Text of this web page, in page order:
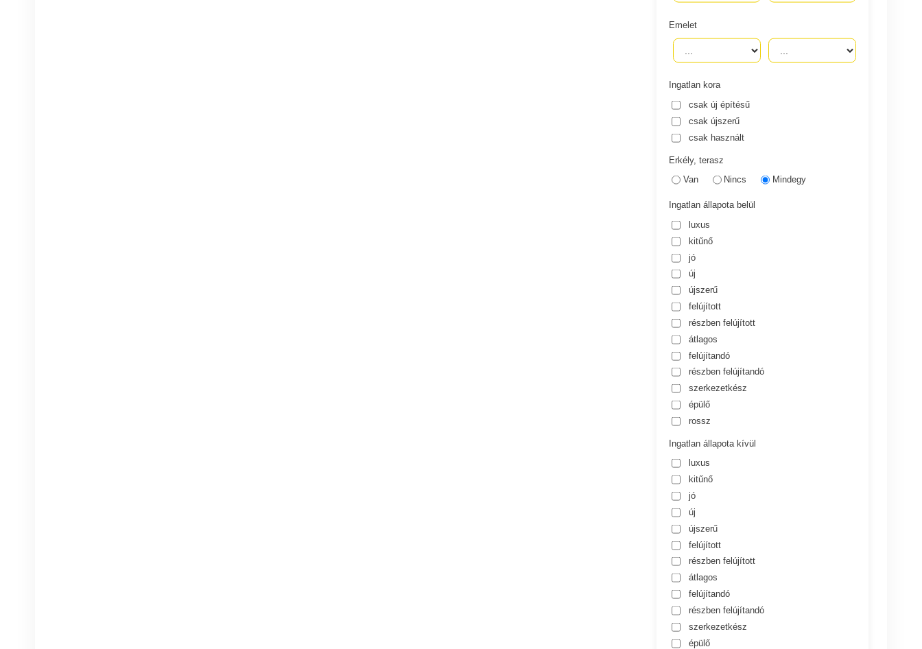
Emelet
Ingatlan kora
csak új építésű
csak újszerű
csak használt
Erkély, terasz
Van
Nincs Mindegy
Ingatlan állapota belül
luxus
kitűnő
jó
új
újszerű
felújított
részben felújított
átlagos
felújítandó
részben felújítandó
szerkezetkész
épülő
rossz
Ingatlan állapota kívül
luxus
kitűnő
jó
új
újszerű
felújított
részben felújított
átlagos
felújítandó
részben felújítandó
szerkezetkész
épülő